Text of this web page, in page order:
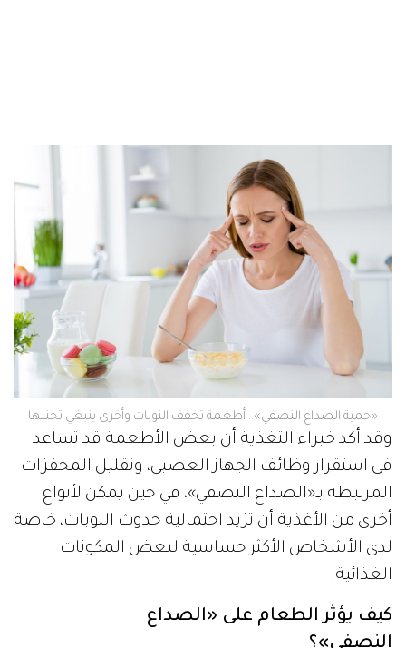
«حمية الصداع النصفي».. أطعمة تخفف النوبات وأخرى ينبغي تجنبها
وقد أكد خبراء التغذية أن بعض الأطعمة قد تساعد
في استقرار وظائف الجهاز العصبي، وتقليل المحفزات
المرتبطة بـ«الصداع النصفي»، في حين يمكن لأنواع
أخرى من الأغذية أن تزيد احتمالية حدوث النوبات، خاصة
لدى الأشخاص الأكثر حساسية لبعض المكونات
الغذائية.
كيف يؤثر الطعام على «الصداع
النصفي»؟